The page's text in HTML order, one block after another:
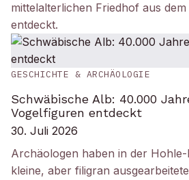
mittelalterlichen Friedhof aus
entdeckt.
GESCHICHTE & ARCHÄOLOGIE
Schwäbische Alb: 40.000
Vogelfiguren entdeckt
30. Juli 2026
Archäologen haben in der
kleine, aber filigran